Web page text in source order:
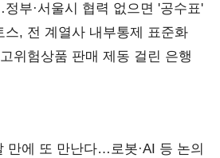
부·서울시 협력 없으면 '공수표'
스, 전 계열사 내부통제 표준화
위험상품 판매 제동 걸린 은행
만에 또 만난다…로봇·AI 등 논의